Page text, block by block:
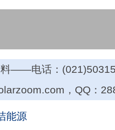
——电话：
，QQ：
能源